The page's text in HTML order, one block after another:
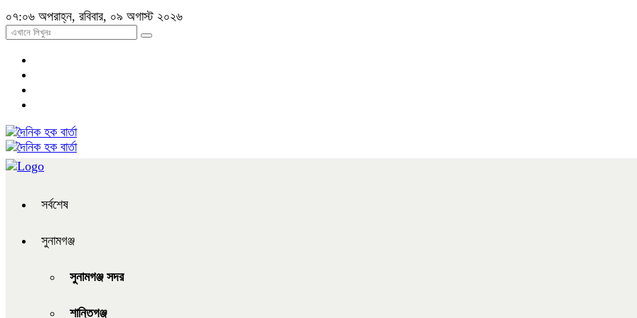
০৭:০৬ অপরাহ্ন, রবিবার, ০৯ অগাস্ট ২০২৬
সর্বশেষ
সুনামগঞ্জ
সুনামগঞ্জ সদর
শান্তিগঞ্জ